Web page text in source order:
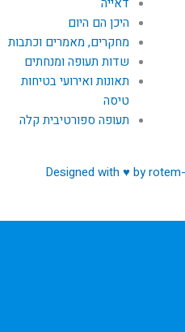
היכן הם היום
מחקרים, מאמרים וכתבות
שדות תעופה ומנחתים
תאונות ואירועי בטיחות
טיסה
תעופה ספורטיבית קלה
Designed with ♥ by